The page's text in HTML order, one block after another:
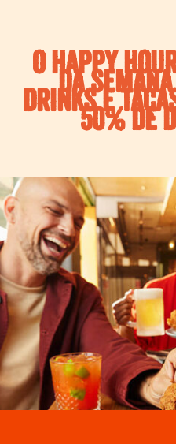
O HAPPY
DA
DRINKS E50% DE